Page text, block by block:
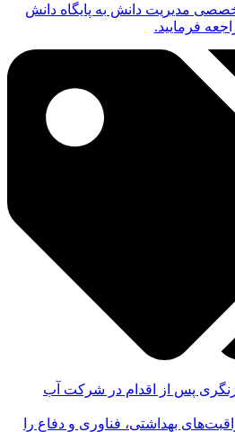
مدیریت دانش به پایگاه دانش
فرمایید.
پس از اقدام در شرکت آب
بهداشتی، فناوری و دفاع را